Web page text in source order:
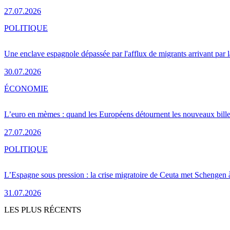
27.07.2026
Une enclave espagnole dépassée par l'afflux de migrants arrivant par
30.07.2026
POLITIQUE
L’euro en mèmes : quand les Européens détournent les nouveaux
27.07.2026
ÉCONOMIE
L’Espagne sous pression : la crise migratoire de Ceuta met Schengen
31.07.2026
POLITIQUE
LES PLUS RÉCENTS